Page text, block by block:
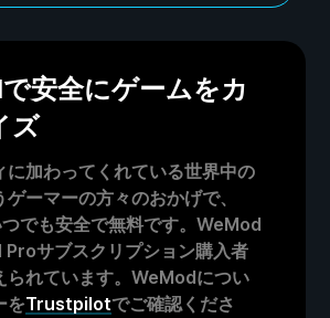
安全にゲームをカ
ズ
に加わってくれている世界中の
ーマーの方々のおかげで、
でも安全で無料です。WeMod
サブスクリプション購入者
られています。WeModについ
をTrustpilotでご確認くださ